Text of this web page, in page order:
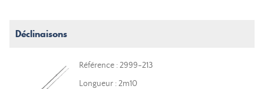
Déclinaisons
Référence : 2999-213
Longueur : 2m10